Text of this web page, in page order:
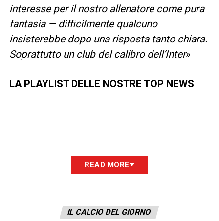
interesse per il nostro allenatore come pura
fantasia — difficilmente qualcuno
insisterebbe dopo una risposta tanto chiara.
Soprattutto un club del calibro dell’Inter»
LA PLAYLIST DELLE NOSTRE TOP NEWS
READ MORE
IL CALCIO DEL GIORNO